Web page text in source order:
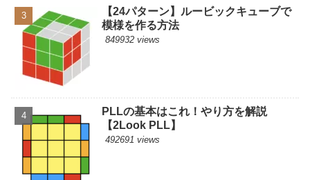
【24パターン】ルービックキューブで
模様を作る方法
849932 views
PLLの基本はこれ！やり方を解説
【2Look PLL】
492691 views